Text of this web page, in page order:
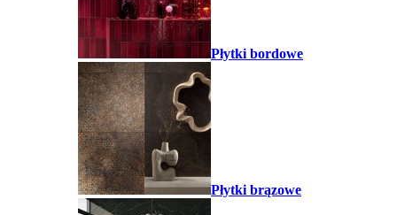
Płytki bordowe
Płytki brązowe